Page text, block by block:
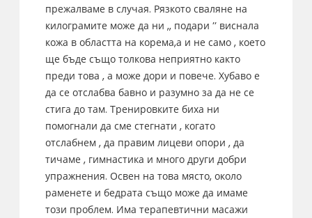
прежалваме в случая. Рязкото сваляне на
килограмите може да ни ,, подари ’’ виснала
кожа в областта на корема,а и не само , което
ще бъде също толкова неприятно както
преди това , а може дори и повече. Хубаво е
да се отслабва бавно и разумно за да не се
стига до там. Тренировките биха ни
помогнали да сме стегнати , когато
отслабнем , да правим лицеви опори , да
тичаме , гимнастика и много други добри
упражнения. Освен на това място, около
раменете и бедрата също може да имаме
този проблем. Има терапевтични масажи